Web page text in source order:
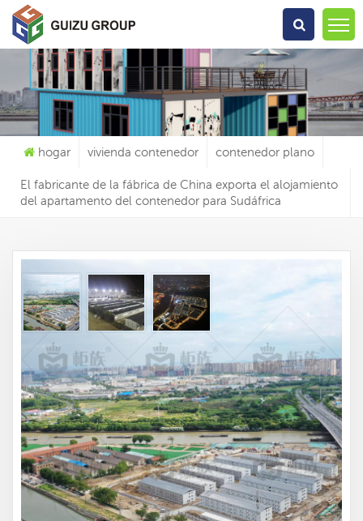
Qué Estás Buscando?
hogar vivienda contenedor contenedor plano
El fabricante de la fábrica de China exporta el alojamiento
del apartamento del contenedor para Sudáfrica
El Fabricante De La Fábrica De China Exporta El
Alojamiento Del Apartamento Del Contenedor Para
Sudáfrica
La casa contenedor es ampliamente utilizada para escuelas,
alojamiento para trabajadores, oficinas, comedores, tiendas
para trabajadores, almacenes, edificios temporales, edificios
residenciales, etc.